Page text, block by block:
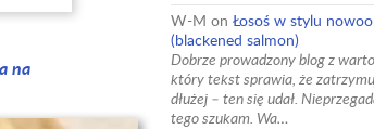
na
W-M on Łosoś w stylu
(blackened salmon)
Dobrze prowadzony blog z
który tekst sprawia, że
dłużej – ten się udał.
tego szukam. Wa…